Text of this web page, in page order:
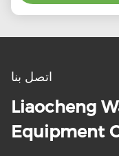
اتصل بنا
Liaocheng
Equipment